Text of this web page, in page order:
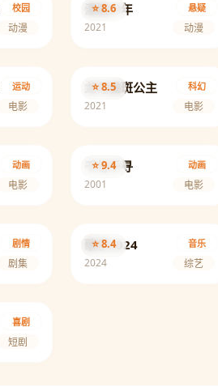
校园
动漫
⭐ 8.6 悬疑
漂流少年
2021 动漫
运动
电影
⭐ 8.5 科幻
龙与雀斑公主
2021 电影
动画
电影
⭐ 9.4 动画
千与千寻
2001 电影
剧情
剧集
⭐ 8.4 音乐
歌手2024
2024 综艺
喜剧
短剧